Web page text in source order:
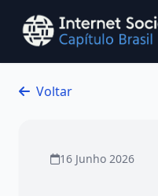
Ir para o conteúdo principal
Voltar
16 Junho 2026